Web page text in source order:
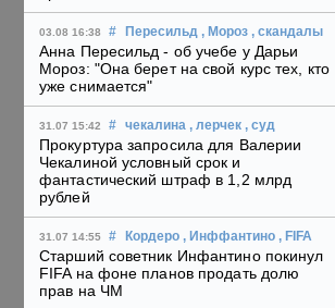
03.08 16:38 # Пересильд , Мороз , скандалы
Анна Пересильд - об учебе у Дарьи
Мороз: "Она берет на свой курс тех, кто
уже снимается"
31.07 15:42 # чекалина , лерчек , суд
Прокуртура запросила для Валерии
Чекалиной условный срок и
фантастический штраф в 1,2 млрд
рублей
31.07 14:55 # Кордеро , Инффантино , FIFA
Старший советник Инфантино покинул
FIFA на фоне планов продать долю
прав на ЧМ